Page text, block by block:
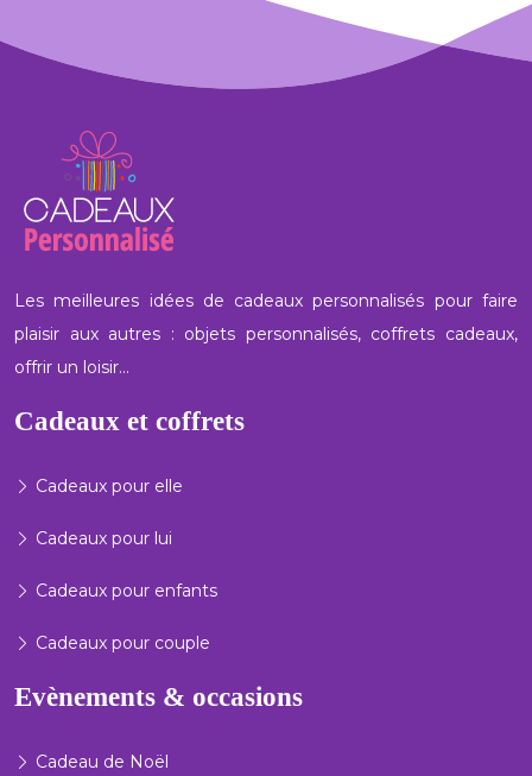
Les meilleures idées de cadeaux personnalisés pour faire
plaisir aux autres : objets personnalisés, coffrets cadeaux,
offrir un loisir…
Cadeaux et coffrets
Cadeaux pour elle
Cadeaux pour lui
Cadeaux pour enfants
Cadeaux pour couple
Evènements & occasions
Cadeau de Noël